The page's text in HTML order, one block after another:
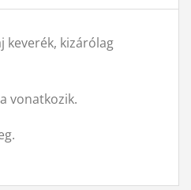
keverék, kizárólag
vonatkozik.